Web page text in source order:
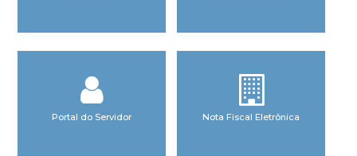
Portal do Servidor Nota Fiscal Eletrônica